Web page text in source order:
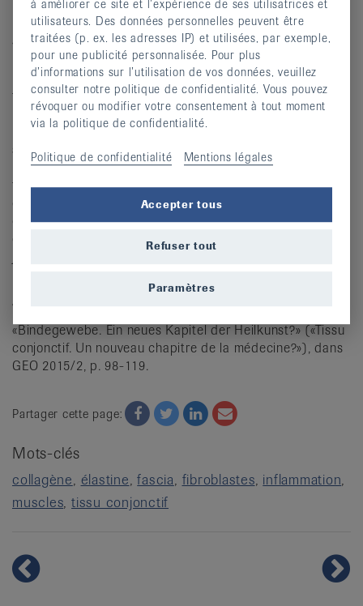
Des fascias en forme
«Quand on ne bouge pas, on rouille». C’est ce qu’affirme
le spécialiste des fascias, Robert Schleip. Une activité
physique régulière stimule le remplacement par les
fibroblastes des anciennes cellules des fascias par de
nouvelles cellules plus élastiques. Sont particulièrement
bénéfiques les mouvements souples tels que sauter,
sautiller ou danser, ainsi que les étirements en chaîne.
L’expression «en chaîne» signifie dans ce contexte qu’il ne
faut pas étirer seulement le mollet ou la cuisse (comme
dans les méthodes d’étirement conventionnelles), mais
qu’il faut impliquer dans un même mouvement
d’étirement, par exemple, le bas du dos, les fessiers et les
Source
«Bindegewebe. Ein neues Kapitel der Heilkunst?» («Tissu
conjonctif. Un nouveau chapitre de la médecine?»), dans
GEO 2015/2, p. 98-119.
Partager cette page: Facebook
TwitterTwitterEmail
Mots-clés
collagène élastine fascia fibroblastes inflammation
muscles tissu conjonctif
à améliorer ce site et l’expérience de ses utilisatrices et
utilisateurs. Des données personnelles peuvent être
traitées (p. ex. les adresses IP) et utilisées, par exemple,
pour une publicité personnalisée. Pour plus
d’informations sur l’utilisation de vos données, veuillez
consulter notre politique de confidentialité. Vous pouvez
révoquer ou modifier votre consentement à tout moment
via la politique de confidentialité.
Politique de confidentialité Mentions légales
Accepter tous
Refuser tout
Paramètres